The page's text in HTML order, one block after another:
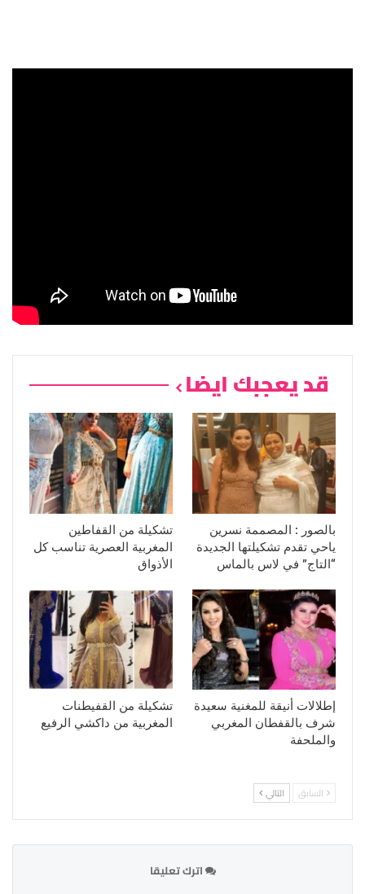
قد يعجبك ايضا
بالصور : المصممة نسرين
ياحي تقدم تشكيلتها الجديدة
“التاج” في لاس بالماس
تشكيلة من القفاطين
المغربية العصرية تناسب كل
الأذواق
إطلالات أنيقة للمغنية سعيدة
شرف بالقفطان المغربي
والملحفة
تشكيلة من القفيطنات
المغربية من داكشي الرفيع
السابق التالي
اترك تعليقا